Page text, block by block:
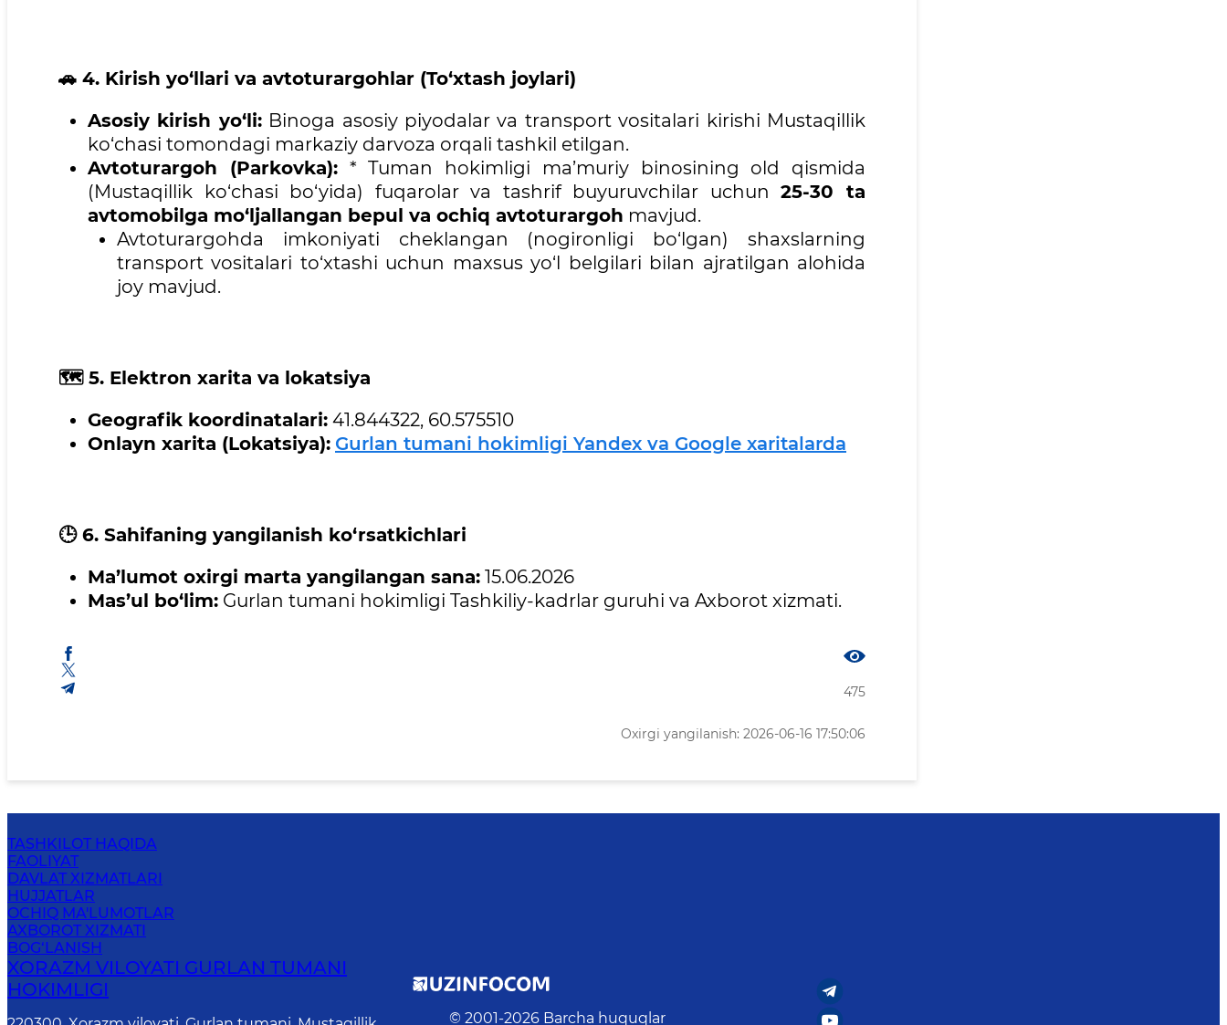
🚗 4. Kirish yo‘llari va avtoturargohlar (To‘xtash joylari)
Asosiy kirish yo‘li:Binoga asosiy piyodalar va transport vositalari kirishi Mustaqillik
ko‘chasi tomondagi markaziy darvoza orqali tashkil etilgan.
Avtoturargoh (Parkovka):* Tuman hokimligi ma’muriy binosining old qismida
(Mustaqillik ko‘chasi bo‘yida) fuqarolar va tashrif buyuruvchilar uchun25-30 ta
avtomobilga mo‘ljallangan bepul va ochiq avtoturargoh mavjud.
Avtoturargohda imkoniyati cheklangan (nogironligi bo‘lgan) shaxslarning
transport vositalari to‘xtashi uchun maxsus yo‘l belgilari bilan ajratilgan alohida
joy mavjud.
🗺 5. Elektron xarita va lokatsiya
Geografik koordinatalari: 41.844322, 60.575510
Onlayn xarita (Lokatsiya): Gurlan tumani hokimligi Yandex va Google xaritalarda
🕒6. Sahifaning yangilanish ko‘rsatkichlari
Ma’lumot oxirgi marta yangilangan sana: 15.06.2026
Mas’ul bo‘lim: Gurlan tumani hokimligi Tashkiliy-kadrlar guruhi va Axborot xizmati.
475
Oxirgi yangilanish: 2026-06-16 17:50:06
TASHKILOT HAQIDA
FAOLIYAT
DAVLAT XIZMATLARI
HUJJATLAR
OCHIQ MA'LUMOTLAR
AXBOROT XIZMATI
BOG‘LANISH
XORAZM VILOYATI GURLAN TUMANI
HOKIMLIGI
© 2001-2026 Barcha huquqlar